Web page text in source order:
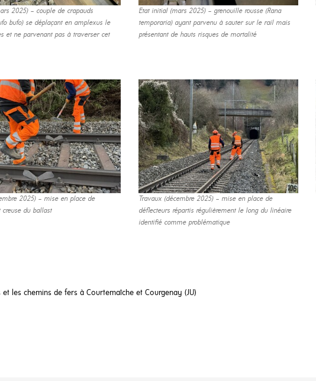
2025) – couple de crapauds
bufo) se déplaçant en amplexus le
et ne parvenant pas à traverser cet
Etat initial (mars 2025) – grenouille rousse (Rana
temporaria) ayant parvenu à sauter sur le rail mais
présentant de hauts risques de mortalité
2025) – mise en place de
creuse du ballast
Travaux (décembre 2025) – mise en place de
déflecteurs répartis régulièrement le long du linéaire
identifié comme problématique
les chemins de fers à Courtemaîche et Courgenay (JU)